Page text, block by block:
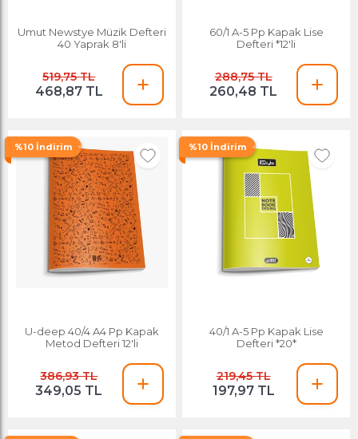
Umut Newstye Müzik Defteri
40 Yaprak 8'li
519,75 TL
468,87 TL
60/1 A-5 Pp Kapak Lise
Defteri *12'li
288,75 TL
260,48 TL
%10 İndirim
U-deep 40/4 A4 Pp Kapak
Metod Defteri 12'li
386,93 TL
349,05 TL
%10 İndirim
40/1 A-5 Pp Kapak Lise
Defteri *20*
219,45 TL
197,97 TL